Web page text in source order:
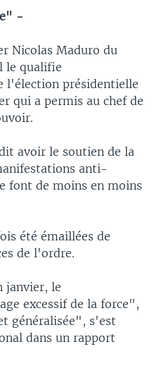
-
Nicolas Maduro du
le qualifie
l'élection présidentielle
qui a permis au chef de
avoir le soutien de la
anti-
font de moins en moins
été émaillées de
de l'ordre.
janvier, le
excessif de la force",
généralisée", s'est
dans un rapport